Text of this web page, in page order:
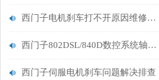
西门子电机刹车打不开原因维修排查
西门子802DSL/840D数控系统轴报故障207802维修
西门子伺服电机刹车问题解决排查